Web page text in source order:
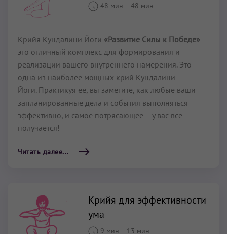
48 мин –48 мин
Крийя Кундалини Йоги «Развитие Силы к Победе» –
это отличный комплекс для формирования и
реализации вашего внутреннего намерения. Это
одна из наиболее мощных крий Кундалини
Йоги. Практикуя ее, вы заметите, как любые ваши
запланированные дела и события выполняться
эффективно, и самое потрясающее – у вас все
получается!
Читать далее...
Крийя для эффективности
ума
9 мин – 13 мин